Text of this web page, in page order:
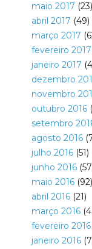
maio 2017 (23)
abril 2017 (49)
março 2017
fevereiro 2017
janeiro 2017
dezembro
novembro
outubro 2016
setembro
agosto 2016
julho 2016(51)
junho 2016
maio 2016(92)
abril 2016(21)
março 2016
fevereiro 2016
janeiro 2016